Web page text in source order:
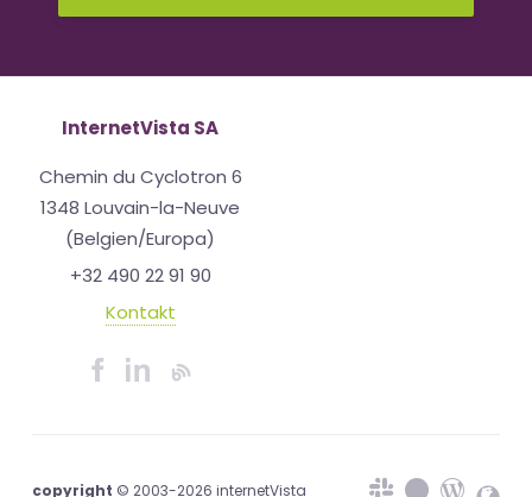
InternetVista SA
Chemin du Cyclotron 6
1348 Louvain-la-Neuve
(Belgien/Europa)
+32 490 22 91 90
Kontakt
copyright © 2003-2026 internetVista